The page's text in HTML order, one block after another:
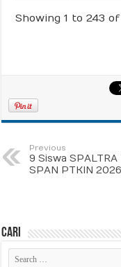
Showing 1 to 243
Previous
9 Siswa
SPAN PTKIN 2026
Cari